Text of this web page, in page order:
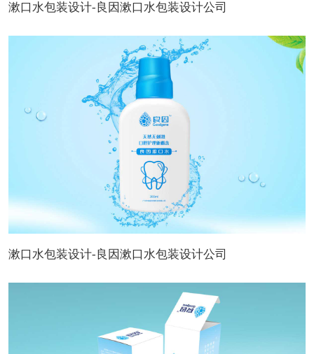
漱口水包装设计-良因漱口水包装设计公司
漱口水包装设计-良因漱口水包装设计公司